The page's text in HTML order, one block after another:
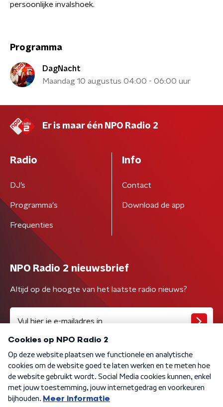
persoonlijke invalshoek.
Programma
DagNacht
Maandag 10 augustus 04:00 - 06:00 uur
Er is maar één NPO Radio 2
Radio
DJ’s
Programma's
Frequenties
Info
Contact
Download de app
NPO Radio 2 nieuwsbrief
Altijd op de hoogte van het laatste radio nieuws?
Algemene voorwaarden Privacybeleid